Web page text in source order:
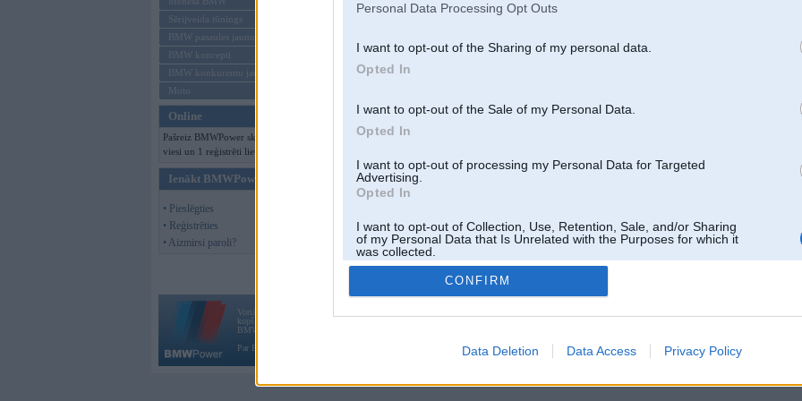
Personal Data Processing Opt Outs
I want to opt-out of the Sharing of my personal data.
Opted In
I want to opt-out of the Sale of my Personal Data.
Opted In
I want to opt-out of processing my Personal Data for Targeted
Advertising.
Opted In
I want to opt-out of Collection, Use, Retention, Sale, and/or Sharing
of my Personal Data that Is Unrelated with the Purposes for which it
was collected.
Opted Out
CONFIRM
Data Deletion Data Access Privacy Policy
Sērijveida tūnings
BMW pasaules jaunumi
BMW koncepti
BMW konkurentu jaunumi
Moto
Online
Pašreiz BMWPower skatās 138
viesi un 1 reģistrēti lietotāji.
Ienākt BMWPower
• Pieslēgties
• Reģistrēties
• Aizmirsi paroli?
Vortāls BMWPower.lv darbojas
kopš 2002. gada 14. maija. Tas nav auto klubs un nav saistīts ar
BMW AG.
Par BMWPower